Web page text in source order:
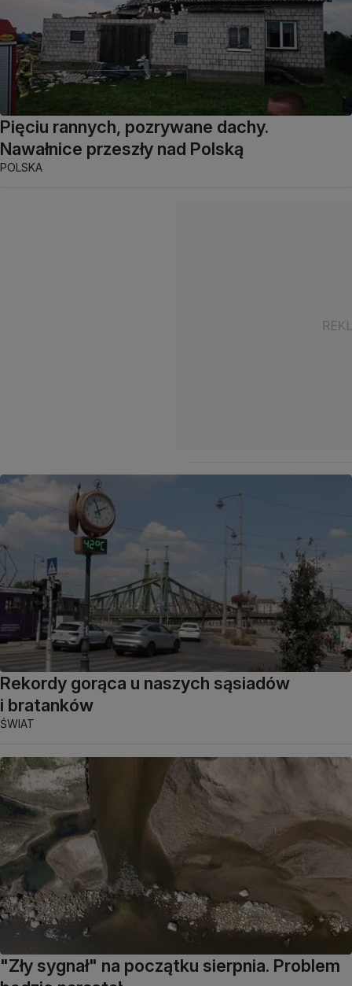
Pięciu rannych, pozrywane dachy.
Nawałnice przeszły nad Polską
POLSKA
Rekordy gorąca u naszych sąsiadów
i bratanków
ŚWIAT
"Zły sygnał" na początku sierpnia. Problem